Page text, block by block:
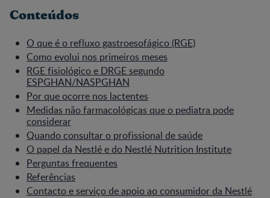
Conteúdos
O que é o refluxo gastroesofágico (RGE)
Como evolui nos primeiros meses
RGE fisiológico e DRGE segundo
ESPGHAN/NASPGHAN
Por que ocorre nos lactentes
Medidas não farmacológicas que o pediatra pode
considerar
Quando consultar o profissional de saúde
O papel da Nestlé e do Nestlé Nutrition Institute
Perguntas frequentes
Referências
Contacto e serviço de apoio ao consumidor da Nestlé